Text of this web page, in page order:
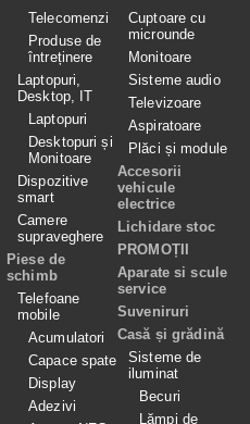
Telecomenzi
Produse de
întreținere
Laptopuri,
Desktop, IT
Laptopuri
Desktopuri și
Monitoare
Dispozitive
smart
Camere
supraveghere
Piese de
schimb
Telefoane
mobile
Acumulatori
Capace spate
Display
Adezivi
Cuptoare cu
microunde
Monitoare
Sisteme audio
Televizoare
Aspiratoare
Plăci și module
Accesorii
vehicule
electrice
Lichidare stoc
PROMOȚII
Aparate si scule
service
Suveniruri
Casă și grădină
Sisteme de
iluminat
Becuri
Lămpi de